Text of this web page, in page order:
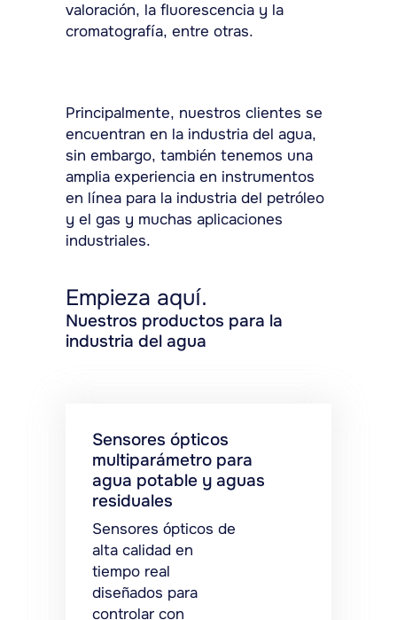
valoración, la fluorescencia y la
cromatografía, entre otras.
Principalmente, nuestros clientes se
encuentran en la industria del agua,
sin embargo, también tenemos una
amplia experiencia en instrumentos
en línea para la industria del petróleo
y el gas y muchas aplicaciones
industriales.
Empieza aquí.
Nuestros productos para la
industria del agua
Sensores ópticos
multiparámetro para
agua potable y aguas
residuales
Sensores ópticos de
alta calidad en
tiempo real
diseñados para
controlar con